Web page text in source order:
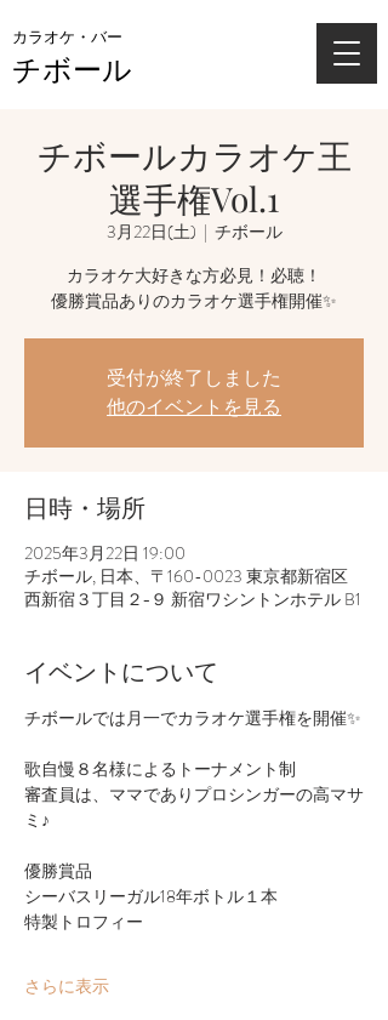
カラオケ・バー
チボール
チボールカラオケ王
選手権Vol.1
3月22日(土)
  |
チボール
カラオケ大好きな方必見！必聴！
優勝賞品ありのカラオケ選手権開催✨
受付が終了しました
他のイベントを見る
日時・場所
2025年3月22日 19:00
チボール, 日本、〒160-0023 東京都新宿区
西新宿３丁目２−９ 新宿ワシントンホテル B1
イベントについて
チボールでは月一でカラオケ選手権を開催✨
歌自慢８名様によるトーナメント制
審査員は、ママでありプロシンガーの高マサ
ミ♪
優勝賞品
シーバスリーガル18年ボトル１本
特製トロフィー
さらに表示